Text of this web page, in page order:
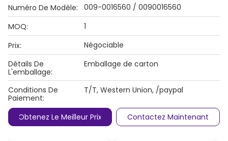
Numéro De Modèle:
009-0016560 / 0090016560
MOQ:
1
Prix:
Négociable
Détails De
L'emballage:
Emballage de carton
Conditions De
Paiement:
T/T, Western Union, /paypal
Obtenez Le Meilleur Prix Contactez Maintenant